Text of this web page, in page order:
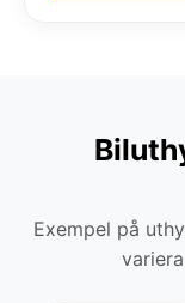
Exempel på